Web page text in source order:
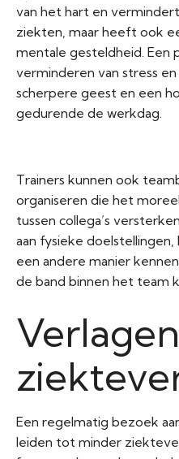
van het hart en
ziekten, maar heeft ook
mentale gesteldheid. Een
verminderen van stress
scherpere geest en een
gedurende de werkdag.
Trainers kunnen ook
organiseren die het
tussen collega’s
aan fysieke
een andere manier
de band binnen het team
Verlagen
Een regelmatig bezoek
leiden tot minder